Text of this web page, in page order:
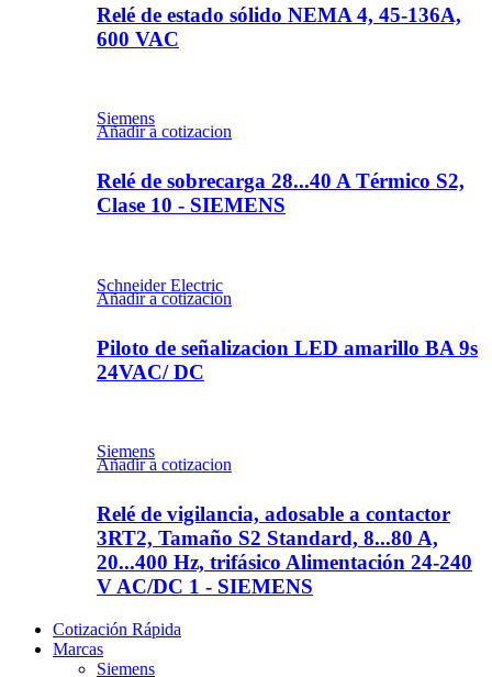
Relé de estado sólido NEMA 4, 45-136A,
600 VAC
Siemens
Añadir a cotizacion
Relé de sobrecarga 28...40 A Térmico S2,
Clase 10 - SIEMENS
Schneider Electric
Añadir a cotizacion
Piloto de señalizacion LED amarillo BA 9s
24VAC/ DC
Siemens
Añadir a cotizacion
Relé de vigilancia, adosable a contactor
3RT2, Tamaño S2 Standard, 8...80 A,
20...400 Hz, trifásico Alimentación 24-240
V AC/DC 1 - SIEMENS
Cotización Rápida
Marcas
Siemens